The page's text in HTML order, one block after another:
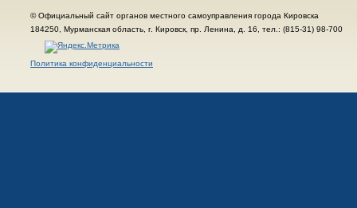
© Официальный сайт органов местного самоуправления города Кировска
184250, Мурманская область, г. Кировск, пр. Ленина, д. 16, тел.: (815-31) 98-700
Политика конфиденциальности